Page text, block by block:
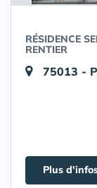
RÉSIDENCE
RENTIER
75013 -
Plus